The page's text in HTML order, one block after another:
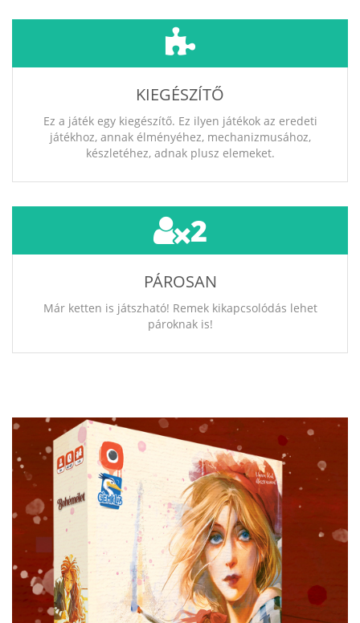
KIEGÉSZÍTŐ
Ez a játék egy kiegészítő. Ez ilyen játékok az eredeti
játékhoz, annak élményéhez, mechanizmusához,
készletéhez, adnak plusz elemeket.
2
PÁROSAN
Már ketten is játszható! Remek kikapcsolódás lehet
pároknak is!